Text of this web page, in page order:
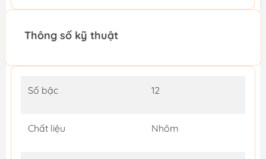
Thông số kỹ thuật
Số bậc 12
Chất liệu Nhôm